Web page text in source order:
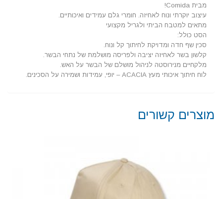
מבית Comida!
עיצוב יוקרתי ונוח לאחיזה. חומרי גלם עמידים ואיכותיים.
מתאים למטבח הביתי ולגריל מקצועי
הסט כולל:
סכין שף חדה ומדויקת לחיתוך קל ונוח.
קלשון בשר לאחיזה יציבה ולפריסה מושלמת של נתחי הבשר.
מלקחיים מנירוסטה לניהול מושלם של הבשר על האש.
לוח חיתוך איכותי מעץ ACACIA – יופי, עמידות ושמירה על הסכינים.
מוצרים קשורים